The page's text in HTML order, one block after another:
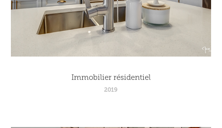
Immobilier résidentiel
2019